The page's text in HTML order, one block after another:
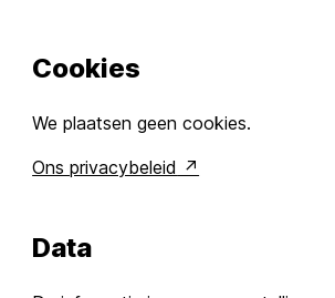
Cookies
We plaatsen geen cookies.
Ons privacybeleid
Data